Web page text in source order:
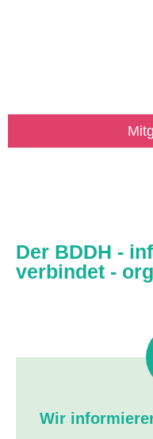
Der BDDH -
verbindet -
Wir